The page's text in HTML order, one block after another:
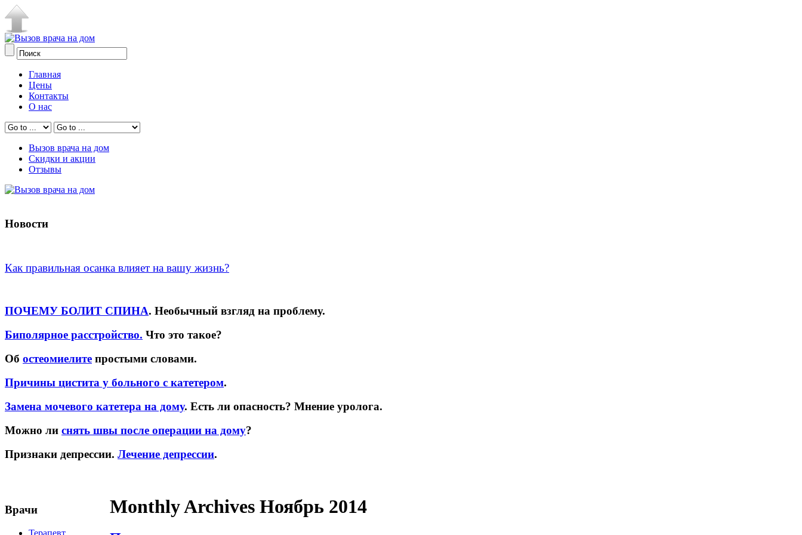
Главная
Цены
Контакты
О нас
Вызов врача на дом
Скидки и акции
Отзывы
Новости
Как правильная осанка влияет на вашу жизнь?
ПОЧЕМУ БОЛИТ СПИНА. Необычный взгляд на проблему.
Биполярное расстройство. Что это такое?
Об остеомиелите простыми словами.
Причины цистита у больного с катетером.
Замена мочевого катетера на дому. Есть ли опасность? Мнение уролога.
Можно ли снять швы после операции на дому?
Признаки депрессии. Лечение депрессии.
Врачи
Терапевт
Monthly Archives Ноябрь 2014